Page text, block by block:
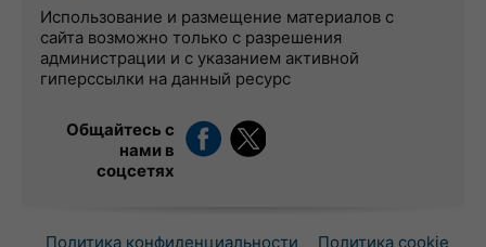
Использование и размещение материалов с
сайта возможно только с разрешения
администрации и с указанием активной
гиперссылки на данный ресурс
Общайтесь с
нами в
соцсетях
Политика конфиденциальности Политика cookie